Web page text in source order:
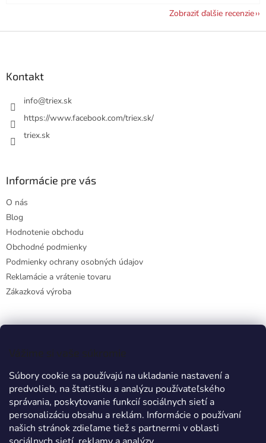
Vážime si vaše súkromie
Súbory cookie sa používajú na ukladanie nastavení a
predvolieb, na štatistiku a analýzu používateľského
správania, poskytovanie funkcií sociálnych sietí a
personalizáciu obsahu a reklám. Informácie o používaní
našich stránok zdieľame tiež s partnermi v oblasti
Zobraziť ďalšie recenzie
Kontakt
info@triex.sk
https://www.facebook.com/triex.sk/
triex.sk
Informácie pre vás
O nás
Blog
Hodnotenie obchodu
Obchodné podmienky
Podmienky ochrany osobných údajov
Reklamácie a vrátenie tovaru
Zákazková výroba
Prijímame online platby